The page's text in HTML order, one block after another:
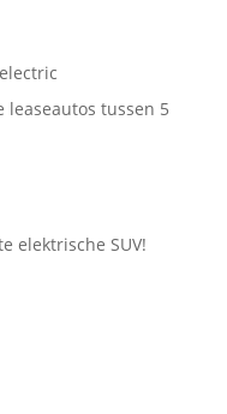
tussen 5
elektrische SUV!